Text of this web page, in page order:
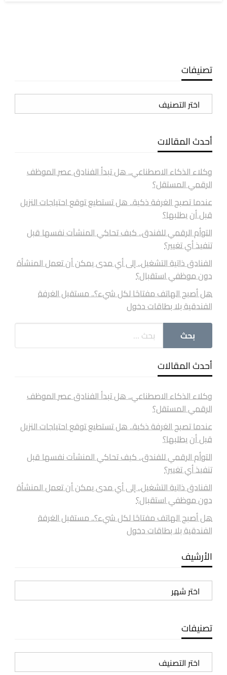
تصنيفات
تصنيفات
أحدث المقالات
وكلاء الذكاء الاصطناعي.. هل تبدأ الفنادق عصر الموظف
الرقمي المستقل؟
عندما تصبح الغرفة ذكية.. هل تستطيع توقع احتياجات النزيل
قبل أن يطلبها؟
التوأم الرقمي للفندق.. كيف تحاكي المنشآت نفسها قبل
تنفيذ أي تغيير؟
الفنادق ذاتية التشغيل.. إلى أي مدى يمكن أن تعمل المنشأة
دون موظفي استقبال؟
هل أصبح الهاتف مفتاحًا لكل شيء؟.. مستقبل الغرفة
الفندقية بلا بطاقات دخول
أحدث المقالات
وكلاء الذكاء الاصطناعي.. هل تبدأ الفنادق عصر الموظف
الرقمي المستقل؟
عندما تصبح الغرفة ذكية.. هل تستطيع توقع احتياجات النزيل
قبل أن يطلبها؟
التوأم الرقمي للفندق.. كيف تحاكي المنشآت نفسها قبل
تنفيذ أي تغيير؟
الفنادق ذاتية التشغيل.. إلى أي مدى يمكن أن تعمل المنشأة
دون موظفي استقبال؟
هل أصبح الهاتف مفتاحًا لكل شيء؟.. مستقبل الغرفة
الفندقية بلا بطاقات دخول
الأرشيف
الأرشيف
تصنيفات
تصنيفات